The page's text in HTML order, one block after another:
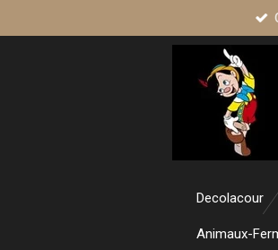
Decolacour
Animaux-